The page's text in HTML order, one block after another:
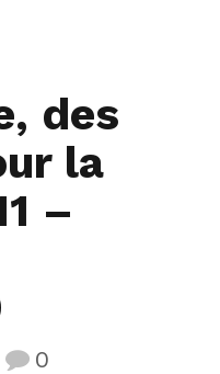
des
la
–
0